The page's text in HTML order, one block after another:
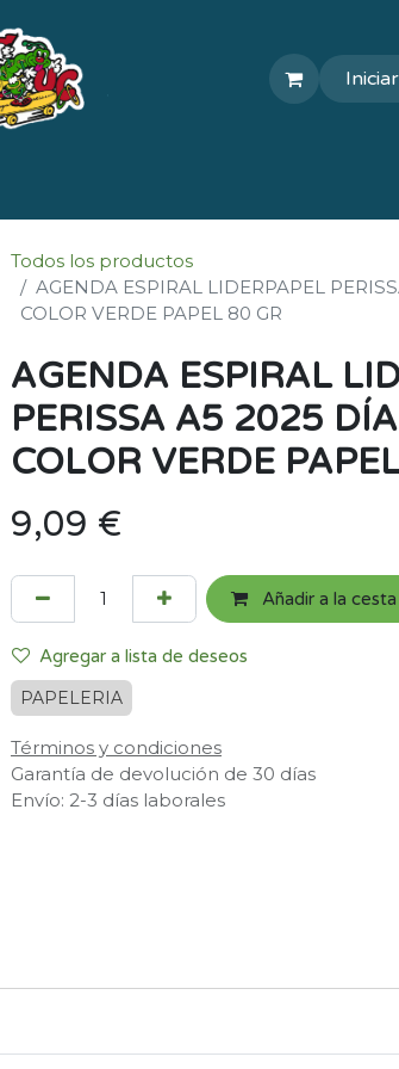
Todos los productos
AGENDA ESPIRAL LIDERPAPEL
COLOR VERDE PAPEL 80 GR
AGENDA ESPIRAL
PERISSA A5 2025
COLOR VERDE
9,09 €
Añadir a la cesta
Agregar a lista de deseos
PAPELERIA
Términos y condiciones
Garantía de devolución de 30 días
Envío: 2-3 días laborales